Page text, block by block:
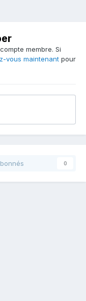
membre. Si
vous maintenant pour
0